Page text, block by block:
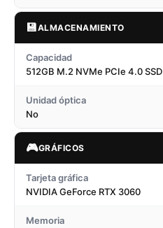
💾ALMACENAMIENTO
Capacidad
512GB M.2 NVMe PCIe 4.0 SSD
Unidad óptica
No
🎮GRÁFICOS
Tarjeta gráfica
NVIDIA GeForce RTX 3060
Memoria